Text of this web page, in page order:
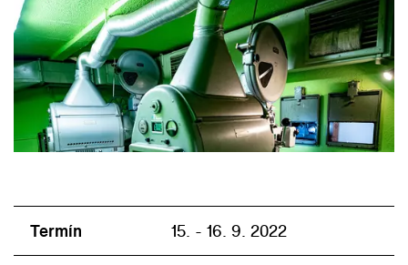
Termín 15. - 16. 9. 2022